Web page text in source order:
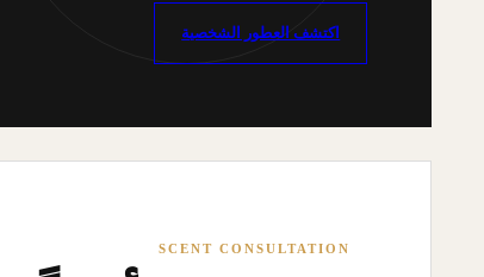
اكتشف العطور الشخصية
SCENT CONSULTATION